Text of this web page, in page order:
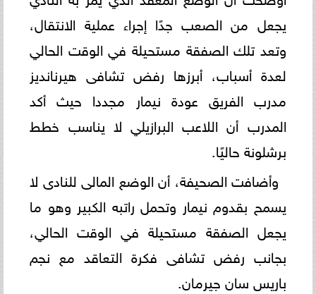
يجعل من الصعب جدًا إجراء عملية الانتقال،
وتعد تلك الصفقة مستحيلة في الوقت الحالي
لعدة أسباب، أبرزها رفض تشافى هيرنانديز
مدرب الفريق عودة نيمار مجددا حيث أكد
المدرب أن اللاعب البرازيلي لا يناسب خطط
برشلونة حاليًا.
وأضافت الصحيفة، أن الوضع المالى للنادى لا
يسمح بقدوم نيمار وتحمل راتبه الكبير وهو ما
يجعل الصفقة مستحيلة في الوقت الحالي،
بجانب رفض تشافى فكرة التعاقد مع نجم
باريس سان جيرمان.